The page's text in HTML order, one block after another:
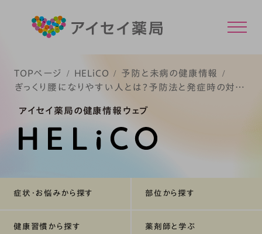
TOPページ HELiCO
予防と未病の健康情報
ぎっくり腰になりやすい人とは？予防法と発症時の対処
アイセイ薬局の健康情報ウェブ
症状・お悩みから探す 部位から探す
健康習慣から探す 薬剤師と学ぶ